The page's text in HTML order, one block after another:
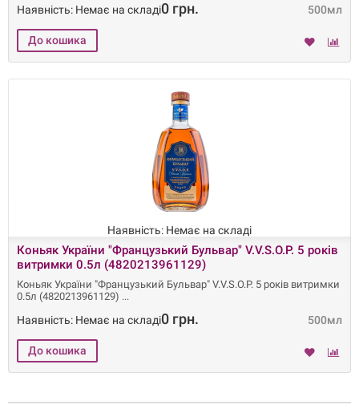
500мл
Наявність: Немає на складі0 грн.
Наявність: Немає на складі
Коньяк України "Французький Бульвар" V.V.S.O.P. 5 років
витримки 0.5л (4820213961129)
Коньяк України "Французький Бульвар" V.V.S.O.P. 5 років витримки
0.5л (4820213961129)
500мл
Наявність: Немає на складі0 грн.